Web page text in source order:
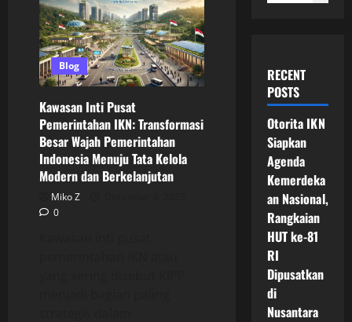
Blog
Kawasan Inti Pusat
Pemerintahan IKN: Transformasi
Besar Wajah Pemerintahan
Indonesia Menuju Tata Kelola
Modern dan Berkelanjutan
Miko Z
0
RECENT
POSTS
Otorita IKN
Siapkan
Agenda
Kemerdeka
an Nasional,
Rangkaian
HUT ke-81
RI
Dipusatkan
di
Nusantara